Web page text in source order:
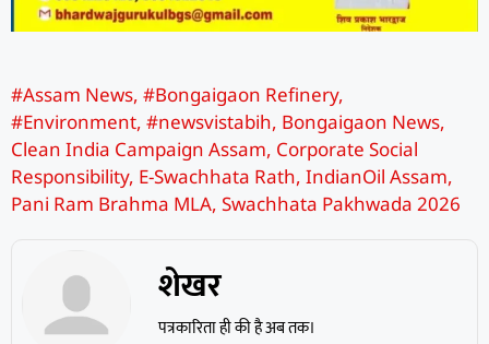
#Assam News, #Bongaigaon Refinery,
#Environment, #newsvistabih, Bongaigaon News,
Clean India Campaign Assam, Corporate Social
Responsibility, E-Swachhata Rath, IndianOil Assam,
Pani Ram Brahma MLA, Swachhata Pakhwada 2026
शेखर
पत्रकारिता ही की है अब तक।